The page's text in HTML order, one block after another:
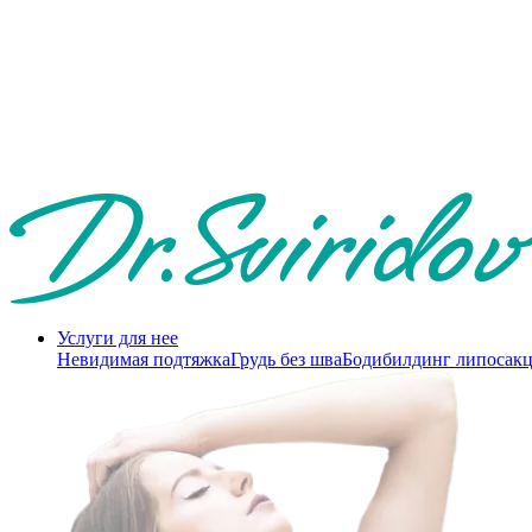
Услуги для нее
Невидимая подтяжкаГрудь без шваБодибилдинг